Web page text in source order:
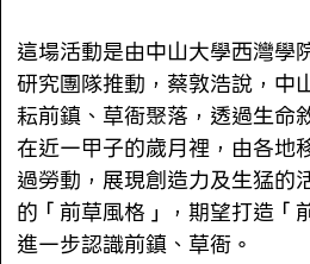
這場活動是由中山大學西灣學
研究團隊推動，蔡敦浩說，中
耘前鎮、草衙聚落，透過生命
在近一甲子的歲月裡，由各地
過勞動，展現創造力及生猛的
的「前草風格」，期望打造「
進一步認識前鎮、草衙。